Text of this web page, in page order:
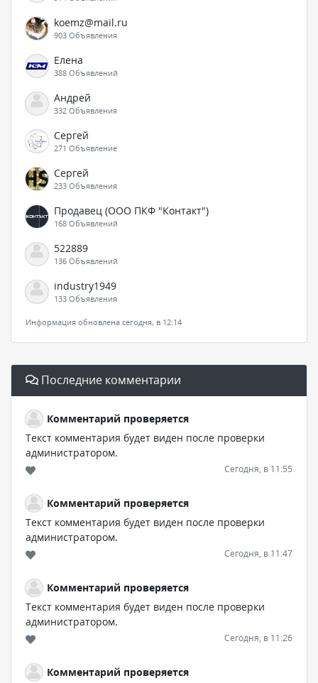
koemz@mail.ru
903 Объявления
Елена
388 Объявлений
Андрей
332 Объявления
Сергей
271 Объявление
Сергей
233 Объявления
Продавец (ООО ПКФ "Контакт")
168 Объявлений
522889
136 Объявлений
industry1949
133 Объявления
Информация обновлена сегодня, в 12:14
Последние комментарии
Комментарий проверяется
Текст комментария будет виден после проверки
администратором.
Сегодня, в 11:55
Комментарий проверяется
Текст комментария будет виден после проверки
администратором.
Сегодня, в 11:47
Комментарий проверяется
Текст комментария будет виден после проверки
администратором.
Сегодня, в 11:26
Комментарий проверяется